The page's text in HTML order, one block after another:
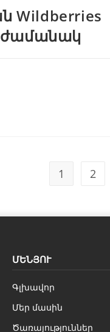
ժամանակ
1 2
ՄԵՆՅՈՒ
Գլխավոր
Մեր մասին
Ծառայություններ